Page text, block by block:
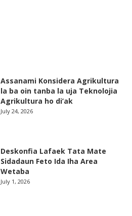
Assanami Konsidera Agrikultura
la ba oin tanba la uja Teknolojia
Agrikultura ho di’ak
July 24, 2026
Deskonfia Lafaek Tata Mate
Sidadaun Feto Ida Iha Area
Wetaba
July 1, 2026